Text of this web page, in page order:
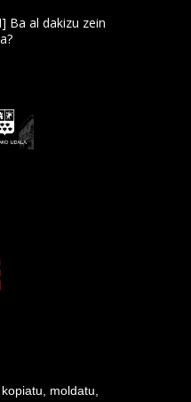
Ba al dakizu zein
moldatu,